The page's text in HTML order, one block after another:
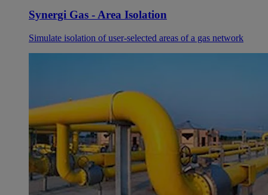
Synergi Gas - Area Isolation
Simulate isolation of user-selected areas of a gas network